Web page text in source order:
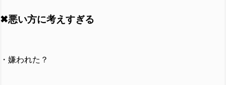
✖悪い方に考えすぎる
・嫌われた？